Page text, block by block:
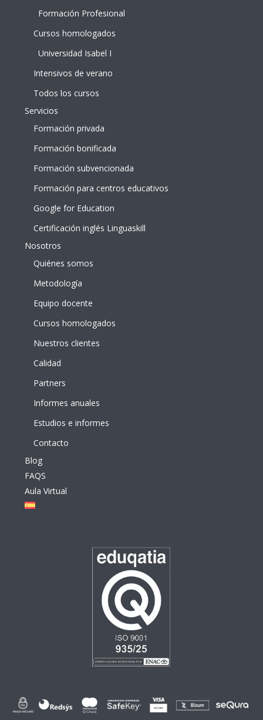
Formación Profesional
Cursos homologados
Universidad Isabel I
Intensivos de verano
Todos los cursos
Servicios
Formación privada
Formación bonificada
Formación subvencionada
Formación para centros educativos
Google for Education
Certificación inglés Linguaskill
Nosotros
Quiénes somos
Metodología
Equipo docente
Cursos homologados
Nuestros clientes
Calidad
Partners
Informes anuales
Estudios e informes
Contacto
Blog
FAQS
Aula Virtual